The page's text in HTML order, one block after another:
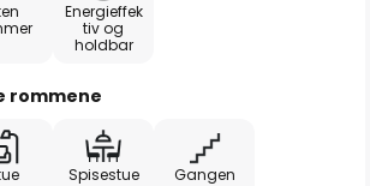
Energieffek
tiv og
holdbar
rommene
Spisestue Gangen